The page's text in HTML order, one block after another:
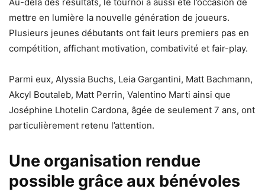
mettre en lumière la nouvelle génération de joueurs.
Plusieurs jeunes débutants ont fait leurs premiers pas en
compétition, affichant motivation, combativité et fair-play.
Parmi eux, Alyssia Buchs, Leia Gargantini, Matt Bachmann,
Akcyl Boutaleb, Matt Perrin, Valentino Marti ainsi que
Joséphine Lhotelin Cardona, âgée de seulement 7 ans, ont
particulièrement retenu l’attention.
Une organisation rendue
possible grâce aux bénévoles